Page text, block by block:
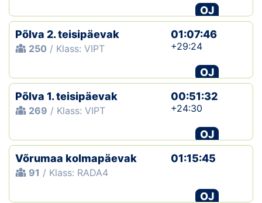
OJ
Põlva 2. teisipäevak
250 / Klass: VIPT
01:07:46
+29:24
OJ
Põlva 1. teisipäevak
269 / Klass: VIPT
00:51:32
+24:30
OJ
Võrumaa kolmapäevak
91 / Klass: RADA4
01:15:45
OJ